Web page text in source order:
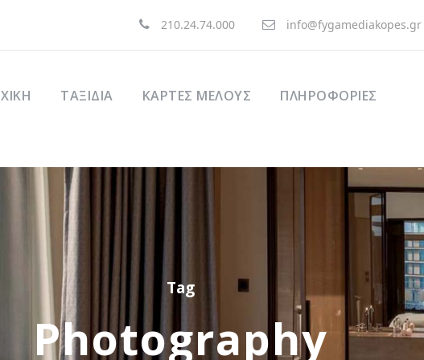
210.24.74.000 info@fygamediakopes.gr
ΤΑΞΊΔΙΑ ΚΑΡΤΕΣ ΜΕΛΟΥΣ ΠΛΗΡΟΦΟΡΙΕΣ
Tag
Photography